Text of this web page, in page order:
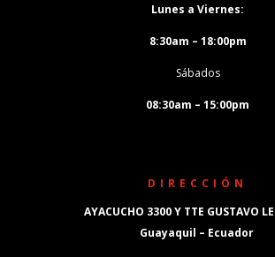
Lunes a Viernes:
8:30am – 18:00pm
Sábados
08:30am – 15:00pm
DIRECCIÓN
AYACUCHO 3300 Y TTE GUSTAVO
Guayaquil – Ecuador